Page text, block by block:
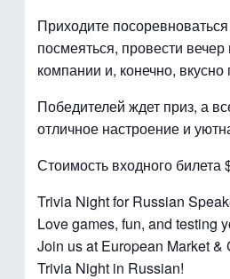
Приходите
посмеяться, провести вечер
компании и, конечно, вкусно
Победителей ждет приз, а
отличное настроение и
Стоимость входного билета
Trivia Night for Russian
Love games, fun, and testing
Join us at European Market &
Trivia Night in Russian!